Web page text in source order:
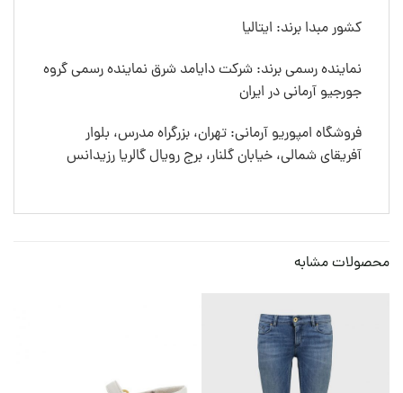
کشور مبدا برند: ایتالیا
نماینده رسمی برند: شرکت دایامد شرق نماینده رسمی گروه
جورجیو آرمانی در ایران
فروشگاه امپوریو آرمانی: تهران، بزرگراه مدرس، بلوار
آفریقای شمالی، خیابان گلنار، برج رویال گالریا رزیدانس
محصولات مشابه